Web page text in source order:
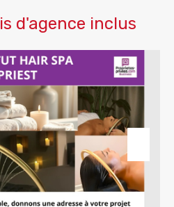
d'agence inclus